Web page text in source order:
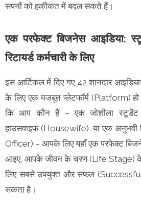
सपनों को हकीकत में बदल सकते हैं।
एक परफेक्ट बिजनेस आइडिया:
रिटायर्ड कर्मचारी के लिए
इस आर्टिकल में दिए गए 42 शानदार
के लिए एक मजबूत प्लेटफॉर्म (Platform)
कि आप कौन हैं – एक जोशीला स्टूडेंट
हाउसवाइफ (Housewife), या एक अनुभवी
Officer) – आपके लिए यहाँ एक परफेक्ट
आइए, आपके जीवन के चरण (Life Stage)
लिए सबसे उपयुक्त और सफल
सकता है।